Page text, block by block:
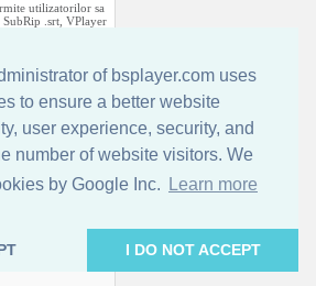
of bsplayer.com uses
to ensure a better website
user experience, security, and
number of website visitors. We
by Google Inc.
Learn more
I DO NOT ACCEPT
utilizatorilor sa
.srt, VPlayer
It can
swf, vob and